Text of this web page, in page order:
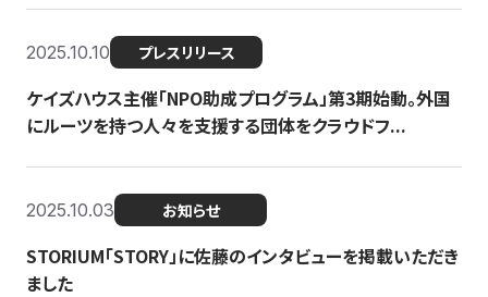
2025.10.10 プレスリリース
ケイズハウス主催「NPO助成プログラム」第3期始動。外国
にルーツを持つ人々を支援する団体をクラウドフ...
2025.10.03 お知らせ
STORIUM「STORY」に佐藤のインタビューを掲載いただき
ました